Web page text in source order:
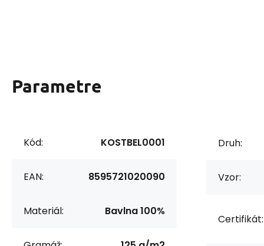
Parametre
Kód: KOSTBEL0001
EAN: 8595721020090
Materiál: Bavlna 100%
Druh:
Vzor:
Certifikát: